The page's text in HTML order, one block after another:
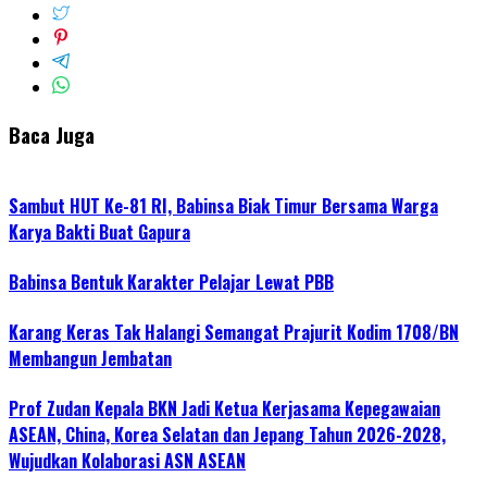
Baca Juga
Sambut HUT Ke-81 RI, Babinsa Biak Timur Bersama Warga
Karya Bakti Buat Gapura
Babinsa Bentuk Karakter Pelajar Lewat PBB
Karang Keras Tak Halangi Semangat Prajurit Kodim 1708/BN
Membangun Jembatan
Prof Zudan Kepala BKN Jadi Ketua Kerjasama Kepegawaian
ASEAN, China, Korea Selatan dan Jepang Tahun 2026-2028,
Wujudkan Kolaborasi ASN ASEAN